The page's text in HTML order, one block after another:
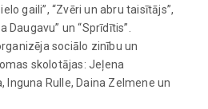
gaili”, “Zvēri un abru taisītājs”,
Daugavu” un “Sprīdītis”.
sociālo zinību un
skolotājas: Jeļena
Inguna Rulle, Daina Zelmene un